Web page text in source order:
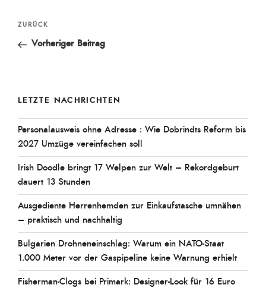
Beitragsnavigation
Vorheriger
Beitrag
ZURÜCK
Vorheriger Beitrag
LETZTE NACHRICHTEN
Personalausweis ohne Adresse : Wie Dobrindts Reform bis
2027 Umzüge vereinfachen soll
Irish Doodle bringt 17 Welpen zur Welt – Rekordgeburt
dauert 13 Stunden
Ausgediente Herrenhemden zur Einkaufstasche umnähen
– praktisch und nachhaltig
Bulgarien Drohneneinschlag: Warum ein NATO-Staat
1.000 Meter vor der Gaspipeline keine Warnung erhielt
Fisherman-Clogs bei Primark: Designer-Look für 16 Euro